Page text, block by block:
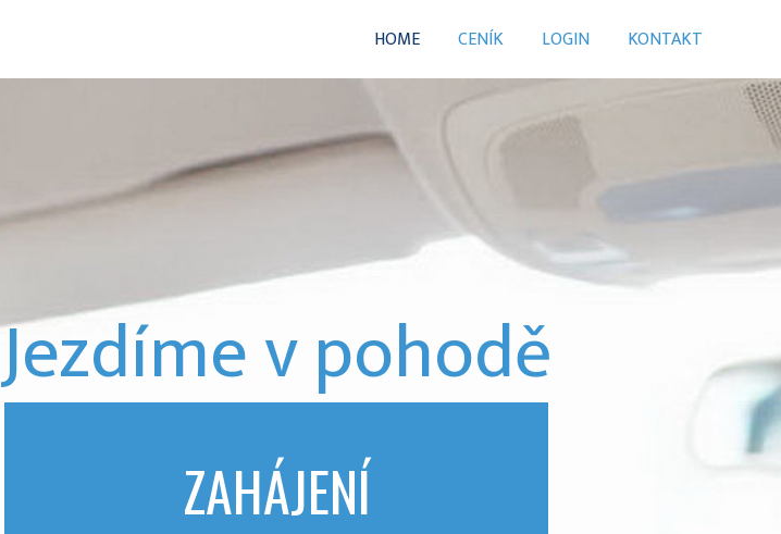
HOME CENÍK LOGIN KONTAKT
Jezdíme v pohodě
ZAHÁJENÍ